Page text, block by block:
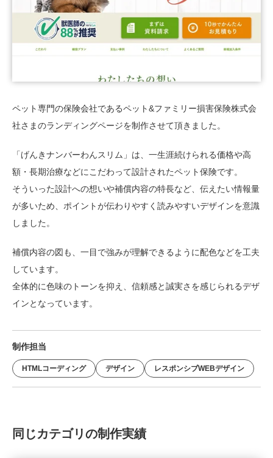
LINE登録
Web制作無料提案 ECサイト制作
よくあるご質問
ペット専門の保険会社であるペット&ファミリー損害保険株式会
社さまのランディングページを制作させて頂きました。
「げんきナンバーわんスリム」は、一生涯続けられる価格や高
額・長期治療などにこだわって設計されたペット保険です。
そういった設計への想いや補償内容の特長など、伝えたい情報量
が多いため、ポイントが伝わりやすく読みやすいデザインを意識
しました。
補償内容の図も、一目で強みが理解できるように配色などを工夫
しています。
全体的に色味のトーンを抑え、信頼感と誠実さを感じられるデザ
インとなっています。
制作担当
HTMLコーディング デザイン レスポンシブWEBデザイン
同じカテゴリの制作実績